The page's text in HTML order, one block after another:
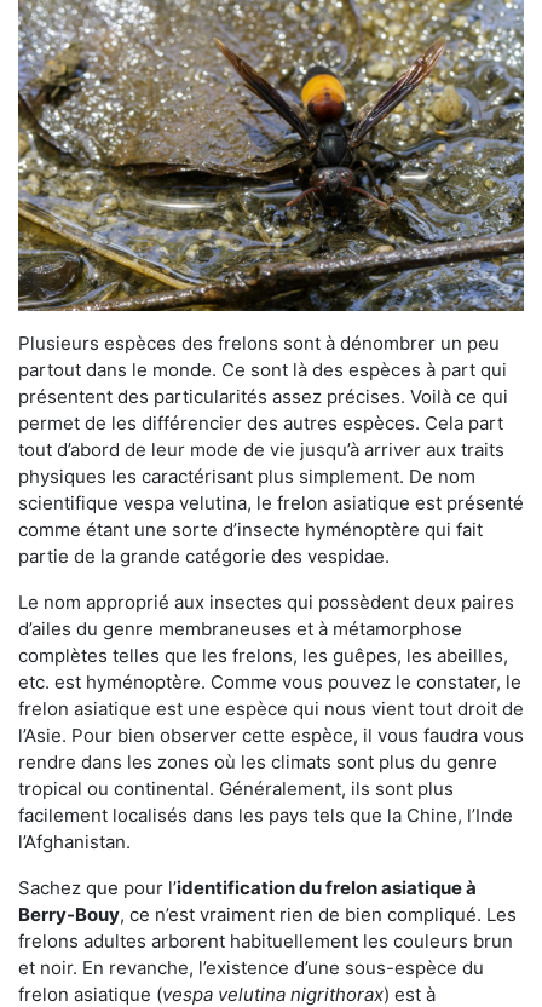
Plusieurs espèces des frelons sont à dénombrer un peu
partout dans le monde. Ce sont là des espèces à part qui
présentent des particularités assez précises. Voilà ce qui
permet de les différencier des autres espèces. Cela part
tout d’abord de leur mode de vie jusqu’à arriver aux traits
physiques les caractérisant plus simplement. De nom
scientifique vespa velutina, le frelon asiatique est présenté
comme étant une sorte d’insecte hyménoptère qui fait
partie de la grande catégorie des vespidae.
Le nom approprié aux insectes qui possèdent deux paires
d’ailes du genre membraneuses et à métamorphose
complètes telles que les frelons, les guêpes, les abeilles,
etc. est hyménoptère. Comme vous pouvez le constater, le
frelon asiatique est une espèce qui nous vient tout droit de
l’Asie. Pour bien observer cette espèce, il vous faudra vous
rendre dans les zones où les climats sont plus du genre
tropical ou continental. Généralement, ils sont plus
facilement localisés dans les pays tels que la Chine, l’Inde
l’Afghanistan.
Sachez que pour l’identification du frelon asiatiqueà
Berry-Bouy, ce n’est vraiment rien de bien compliqué. Les
frelons adultes arborent habituellement les couleurs brun
et noir. En revanche, l’existence d’une sous-espèce du
frelon asiatique (vespa velutina nigrithorax) est à